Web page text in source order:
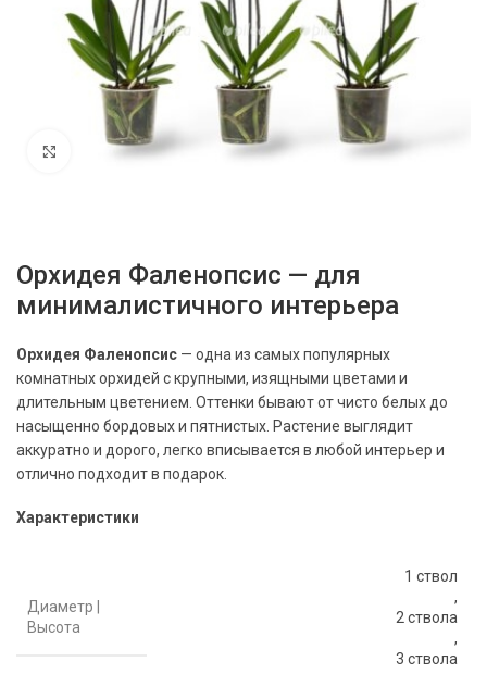
Нажмите, чтобы увеличить
Орхидея Фаленопсис — для
минималистичного интерьера
Орхидея Фаленопсис — одна из самых популярных
комнатных орхидей с крупными, изящными цветами и
длительным цветением. Оттенки бывают от чисто белых до
насыщенно бордовых и пятнистых. Растение выглядит
аккуратно и дорого, легко вписывается в любой интерьер и
отлично подходит в подарок.
Характеристики
Диаметр |
Высота
1 ствол
,
2 ствола
,
3 ствола